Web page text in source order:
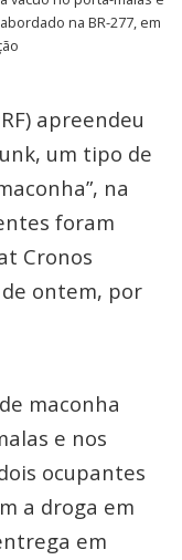
na BR-277, em
apreendeu
um tipo de
na
foram
Cronos
ontem, por
maconha
e nos
ocupantes
a droga em
em